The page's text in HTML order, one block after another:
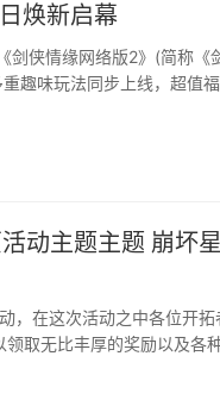
焕新启幕
剑侠情缘网络版2》(简称《
趣味玩法同步上线，超值福
动主题主题 崩坏
，在这次活动之中各位开拓
取无比丰厚的奖励以及各